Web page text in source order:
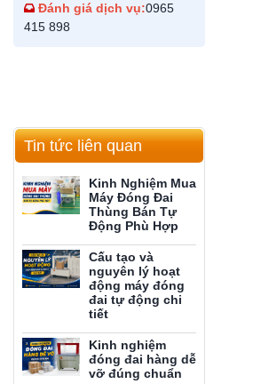
Đánh giá dịch vụ:0965
415 898
Tin tức liên quan
Kinh Nghiệm Mua
Máy Đóng Đai
Thùng Bán Tự
Động Phù Hợp
Cấu tạo và
nguyên lý hoạt
động máy đóng
đai tự động chi
tiết
Kinh nghiệm
đóng đai hàng dễ
vỡ đúng chuẩn